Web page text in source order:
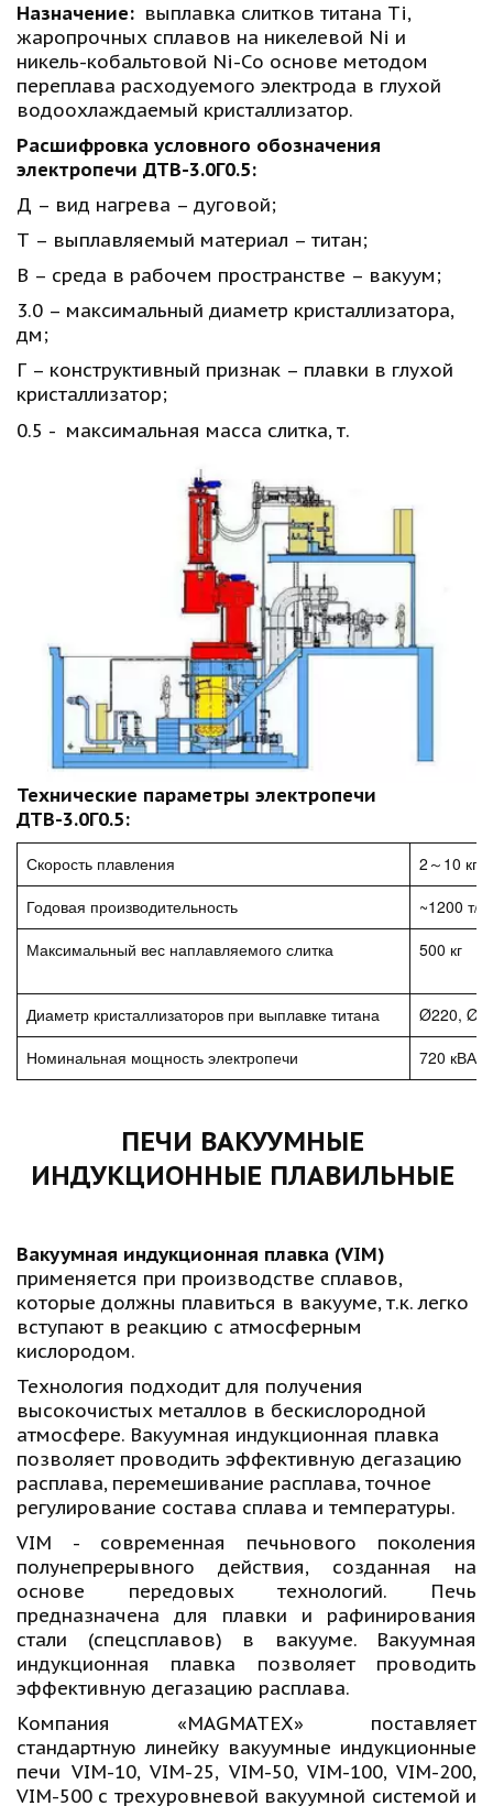
Назначение: выплавка слитков титана Ti,
жаропрочных сплавов на никелевой Ni и
никель-кобальтовой Ni-Co основе методом
переплава расходуемого электрода в глухой
водоохлаждаемый кристаллизатор.
Расшифровка условного обозначения
электропечи ДТВ-3.0Г0.5:
Д – вид нагрева – дуговой;
Т – выплавляемый материал – титан;
В – среда в рабочем пространстве – вакуум;
3.0 – максимальный диаметр кристаллизатора,
дм;
Г – конструктивный признак – плавки в глухой
кристаллизатор;
0.5 -  максимальная масса слитка, т.
Технические параметры электропечи
ДТВ-3.0Г0.5:
Скорость плавления
2～10 кг/
Годовая производительность
~1200 т/
Максимальный вес наплавляемого слитка
500 кг
Диаметр кристаллизаторов при выплавке титана
Ø220,
Номинальная мощность электропечи
720 кВА
ПЕЧИ ВАКУУМНЫЕ
ИНДУКЦИОННЫЕ ПЛАВИЛЬНЫЕ
применяется при производстве сплавов,
которые должны плавиться в вакууме, т.к. легко
вступают в реакцию с атмосферным
кислородом.
Технология подходит для получения
высокочистых металлов в бескислородной
атмосфере. Вакуумная индукционная плавка
позволяет проводить эффективную дегазацию
расплава, перемешивание расплава, точное
регулирование состава сплава и температуры.
VIM - современная печьнового поколения
полунепрерывного действия, созданная на
основе передовых технологий. Печь
предназначена для плавки и рафинирования
стали (спецсплавов) в вакууме. Вакуумная
индукционная плавка позволяет проводить
эффективную дегазацию расплава.
Компания «MAGMATEX» поставляет
стандартную линейку вакуумные индукционные
печи VIM-10, VIM-25, VIM-50, VIM-100, VIM-200,
VIM-500 с трехуровневой вакуумной системой и